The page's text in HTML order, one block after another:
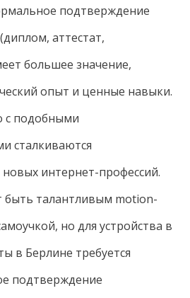
подтверждение
аттестат,
большее значение,
опыт и ценные навыки.
с подобными
сталкиваются
интернет-профессий.
быть талантливым motion-
но для устройства в
в Берлине требуется
подтверждение